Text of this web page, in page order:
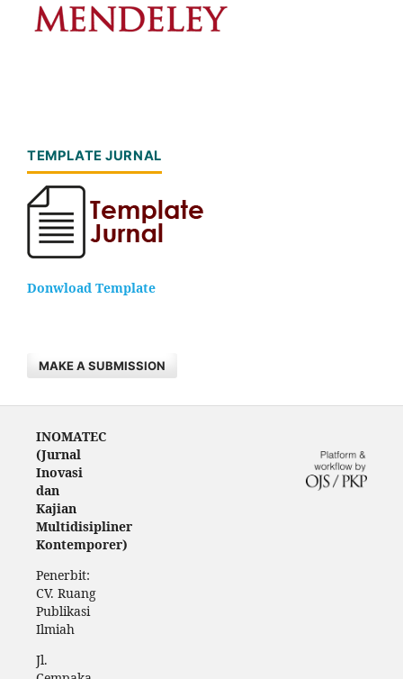
TEMPLATE JURNAL
Donwload Template
MAKE A SUBMISSION
INOMATEC
(Jurnal
Inovasi
dan
Kajian
Multidisipliner
Kontemporer)
Penerbit:
CV. Ruang
Publikasi
Ilmiah
Jl.